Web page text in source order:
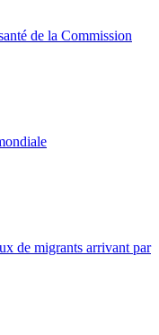
de la Commission
de migrants arrivant par